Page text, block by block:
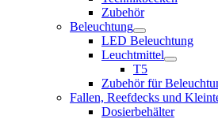
Zubehör
Beleuchtung
LED Beleuchtung
Leuchtmittel
T5
Zubehör für
Fallen, Reefdecks und
Dosierbehälter